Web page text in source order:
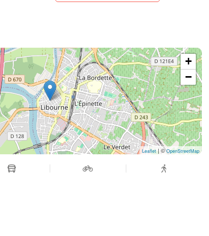
+
−
Leaflet| ©OpenStreetMap